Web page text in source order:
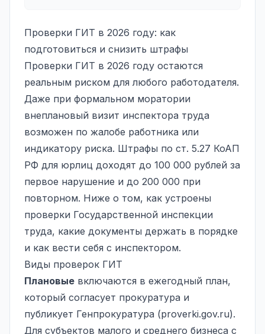
Проверки ГИТ в 2026 году: как
подготовиться и снизить штрафы
Проверки ГИТ в 2026 году остаются
реальным риском для любого работодателя.
Даже при формальном моратории
внеплановый визит инспектора труда
возможен по жалобе работника или
индикатору риска. Штрафы по ст. 5.27 КоАП
РФ для юрлиц доходят до 100 000 рублей за
первое нарушение и до 200 000 при
повторном. Ниже о том, как устроены
проверки Государственной инспекции
труда, какие документы держать в порядке
и как вести себя с инспектором.
Виды проверок ГИТ
Плановые включаются в ежегодный план,
который согласует прокуратура и
публикует Генпрокуратура (proverki.gov.ru).
Для субъектов малого и среднего бизнеса с